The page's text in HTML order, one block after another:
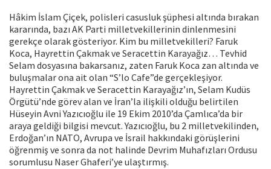
Hâkim İslam Çiçek, polisleri casusluk şüphesi altında bırakan
kararında, bazı AK Parti milletvekillerinin dinlenmesini
gerekçe olarak gösteriyor. Kim bu milletvekilleri? Faruk
Koca, Hayrettin Çakmak ve Seracettin Karayağız… Tevhid
Selam dosyasına bakarsanız, zaten Faruk Koca zan altında ve
buluşmalar ona ait olan “S’lo Cafe”de gerçekleşiyor.
Hayrettin Çakmak ve Seracettin Karayağız’ın, Selam Kudüs
Örgütü’nde görev alan ve İran’la ilişkili olduğu belirtilen
Hüseyin Avni Yazıcıoğlu ile 19 Ekim 2010’da Çamlıca’da bir
araya geldiği bilgisi mevcut. Yazıcıoğlu, bu 2 milletvekilinden,
Erdoğan’ın NATO, Avrupa ve İsrail hakkındaki görüşlerini
öğrenmiş ve sonra da not halinde Devrim Muhafızları Ordusu
sorumlusu Naser Ghaferi’ye ulaştırmış.